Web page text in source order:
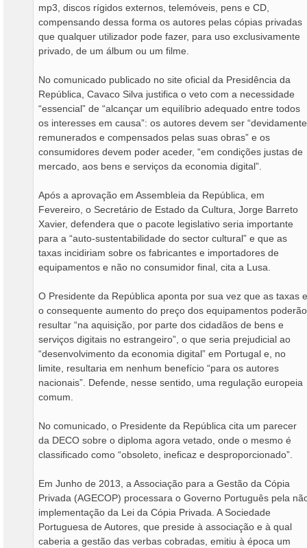
mp3, discos rígidos externos, telemóveis, pens e CD,
compensando dessa forma os autores pelas cópias privadas
que qualquer utilizador pode fazer, para uso exclusivamente
privado, de um álbum ou um filme.
No comunicado publicado no site oficial da Presidência da
República, Cavaco Silva justifica o veto com a necessidade
“essencial” de “alcançar um equilíbrio adequado entre todos
os interesses em causa”: os autores devem ser “devidamente
remunerados e compensados pelas suas obras” e os
consumidores devem poder aceder, “em condições justas de
mercado, aos bens e serviços da economia digital”.
Após a aprovação em Assembleia da República, em
Fevereiro, o Secretário de Estado da Cultura, Jorge Barreto
Xavier, defendera que o pacote legislativo seria importante
para a “auto-sustentabilidade do sector cultural” e que as
taxas incidiriam sobre os fabricantes e importadores de
equipamentos e não no consumidor final, cita a Lusa.
O Presidente da República aponta por sua vez que as taxas e
o consequente aumento do preço dos equipamentos poderão
resultar “na aquisição, por parte dos cidadãos de bens e
serviços digitais no estrangeiro”, o que seria prejudicial ao
“desenvolvimento da economia digital” em Portugal e, no
limite, resultaria em nenhum benefício “para os autores
nacionais”. Defende, nesse sentido, uma regulação europeia
comum.
No comunicado, o Presidente da República cita um parecer
da DECO sobre o diploma agora vetado, onde o mesmo é
classificado como “obsoleto, ineficaz e desproporcionado”.
Em Junho de 2013, a Associação para a Gestão da Cópia
Privada (AGECOP) processara o Governo Português pela
implementação da Lei da Cópia Privada. A Sociedade
Portuguesa de Autores, que preside à associação e à qual
caberia a gestão das verbas cobradas, emitiu à época um